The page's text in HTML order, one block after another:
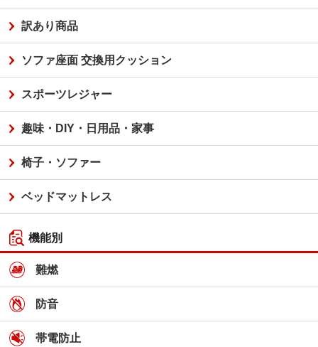
訳あり商品
ソファ座面 交換用クッション
スポーツレジャー
趣味・DIY・日用品・家事
椅子・ソファー
ベッドマットレス
機能別
難燃
防音
帯電防止